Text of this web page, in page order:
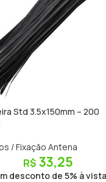
Std 3.5x150mm – 200
/ Fixação Antena
R$ 33,25
desconto de 5% à vista